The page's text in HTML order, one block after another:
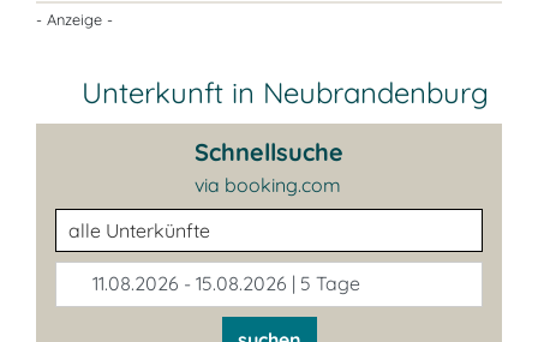
- Anzeige -
Unterkunft in Neubrandenburg
Schnellsuche
via booking.com
Unterkunftsart
11.08.2026 - 15.08.2026 | 5 Tage